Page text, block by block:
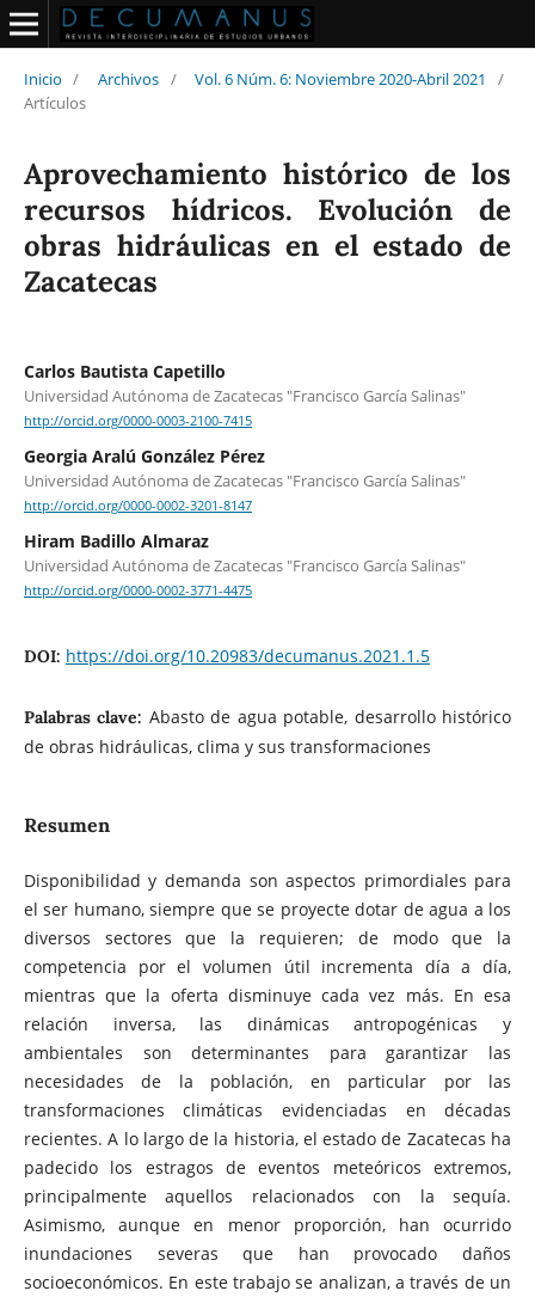
Inicio / Archivos / Vol. 6 Núm. 6: Noviembre 2020-Abril 2021
/
Artículos
Aprovechamiento histórico de los
recursos hídricos. Evolución de
obras hidráulicas en el estado de
Zacatecas
Carlos Bautista Capetillo
Universidad Autónoma de Zacatecas "Francisco García Salinas"
http://orcid.org/0000-0003-2100-7415
Georgia Aralú González Pérez
Universidad Autónoma de Zacatecas "Francisco García Salinas"
http://orcid.org/0000-0002-3201-8147
Hiram Badillo Almaraz
Universidad Autónoma de Zacatecas "Francisco García Salinas"
http://orcid.org/0000-0002-3771-4475
DOI: https://doi.org/10.20983/decumanus.2021.1.5
Palabras clave: Abasto de agua potable, desarrollo histórico
de obras hidráulicas, clima y sus transformaciones
Resumen
Disponibilidad y demanda son aspectos primordiales para
el ser humano, siempre que se proyecte dotar de agua a los
diversos sectores que la requieren; de modo que la
competencia por el volumen útil incrementa día a día,
mientras que la oferta disminuye cada vez más. En esa
relación inversa, las dinámicas antropogénicas y
ambientales son determinantes para garantizar las
necesidades de la población, en particular por las
transformaciones climáticas evidenciadas en décadas
recientes. A lo largo de la historia, el estado de Zacatecas ha
padecido los estragos de eventos meteóricos extremos,
principalmente aquellos relacionados con la sequía.
Asimismo, aunque en menor proporción, han ocurrido
inundaciones severas que han provocado daños
socioeconómicos. En este trabajo se analizan, a través de un